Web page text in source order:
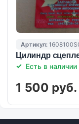
Артикул:
Цилиндр
Есть в наличии
1 500 руб.